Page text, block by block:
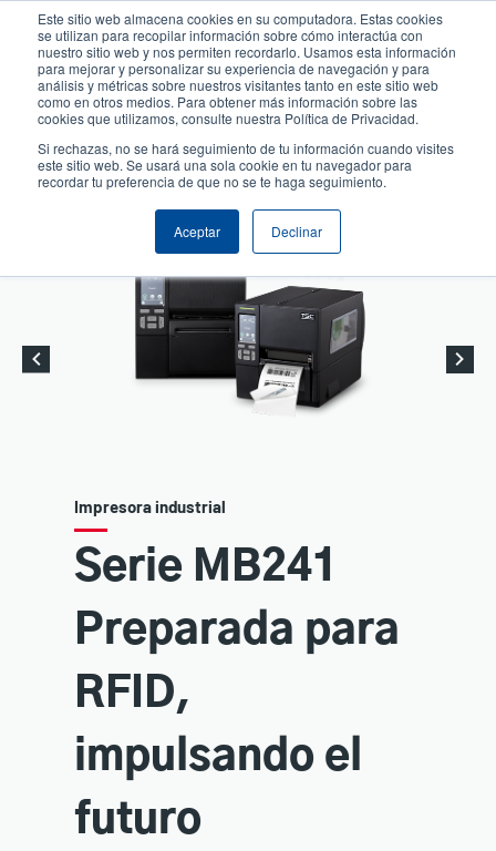
Este sitio web almacena cookies en su computadora. Estas cookies
se utilizan para recopilar información sobre cómo interactúa con
nuestro sitio web y nos permiten recordarlo. Usamos esta información
para mejorar y personalizar su experiencia de navegación y para
análisis y métricas sobre nuestros visitantes tanto en este sitio web
como en otros medios. Para obtener más información sobre las
cookies que utilizamos, consulte nuestra Política de Privacidad.
Si rechazas, no se hará seguimiento de tu información cuando visites
este sitio web. Se usará una sola cookie en tu navegador para
recordar tu preferencia de que no se te haga seguimiento.
Aceptar Declinar
contenido
principal
User
account
menu
User
Anonymous
Header
Selector de productos Soporte Técnico
Impresora industrial
Serie MB241
Preparada para
RFID,
impulsando el
futuro